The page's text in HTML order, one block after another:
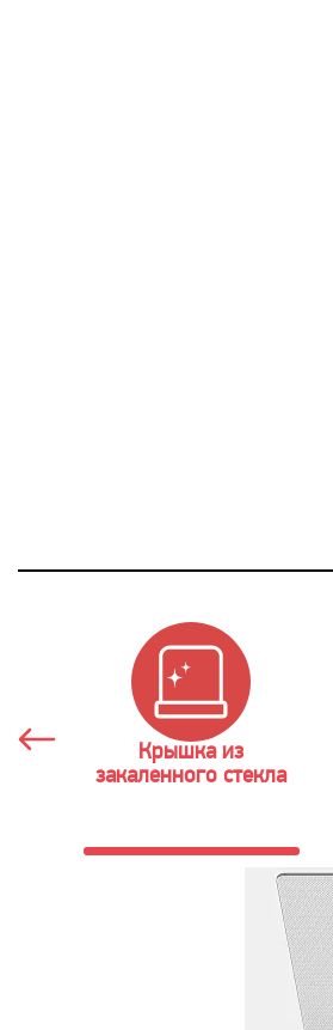
Крышка из
закаленного стекла